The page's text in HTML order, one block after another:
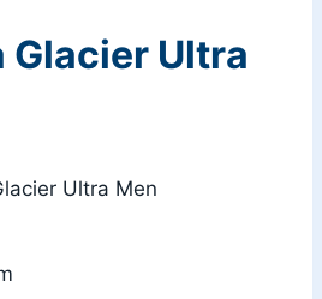
Glacier Ultra